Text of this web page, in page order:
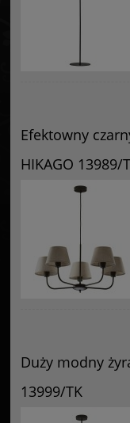
Efektowny
HIKAGO 13989/
Duży modny
13999/TK